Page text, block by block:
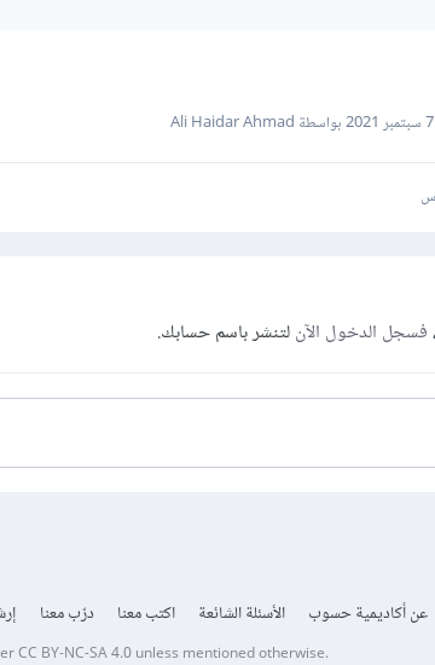
7 سبتمبر 2021 بواسطة Ali Haidar Ahmad
فسجل الدخول الآنلتنشر باسم حسابك.
عن أكاديمية حسوب الأسئلة الشائعة اكتب معنا درّب معنا
CC BY-NC-SA 4.0unless mentioned otherwise.